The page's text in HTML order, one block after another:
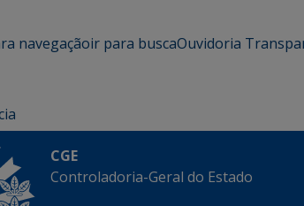
navegaçãoir para buscaOuvidoria
CGE
Controladoria-Geral do Estado